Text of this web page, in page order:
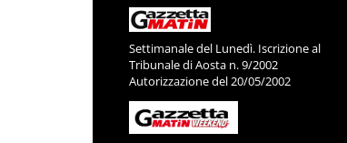
Settimanale del Lunedì. Iscrizione al
Tribunale di Aosta n. 9/2002
Autorizzazione del 20/05/2002